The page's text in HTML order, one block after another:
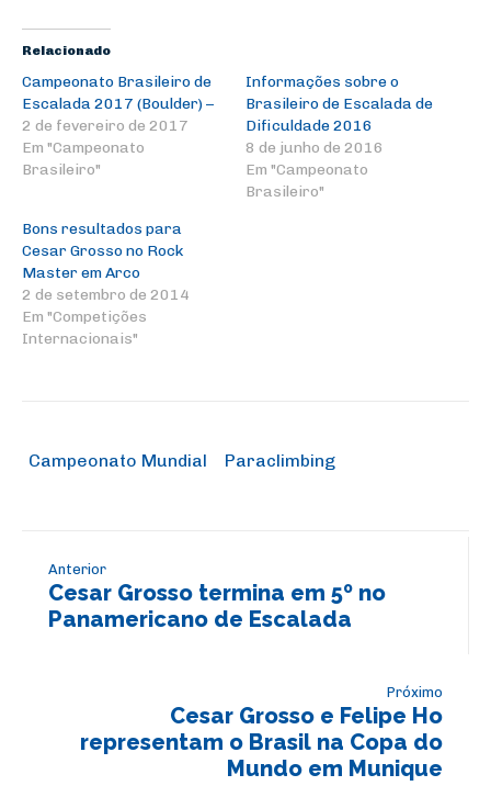
Relacionado
Campeonato Brasileiro de
Escalada 2017 (Boulder) –
2 de fevereiro de 2017
Em "Campeonato
Brasileiro"
Informações sobre o
Brasileiro de Escalada de
Dificuldade 2016
8 de junho de 2016
Em "Campeonato
Brasileiro"
Bons resultados para
Cesar Grosso no Rock
Master em Arco
2 de setembro de 2014
Em "Competições
Internacionais"
Campeonato Mundial Paraclimbing
Anterior
Cesar Grosso termina em 5º no
Panamericano de Escalada
Próximo
Cesar Grosso e Felipe Ho
representam o Brasil na Copa do
Mundo em Munique